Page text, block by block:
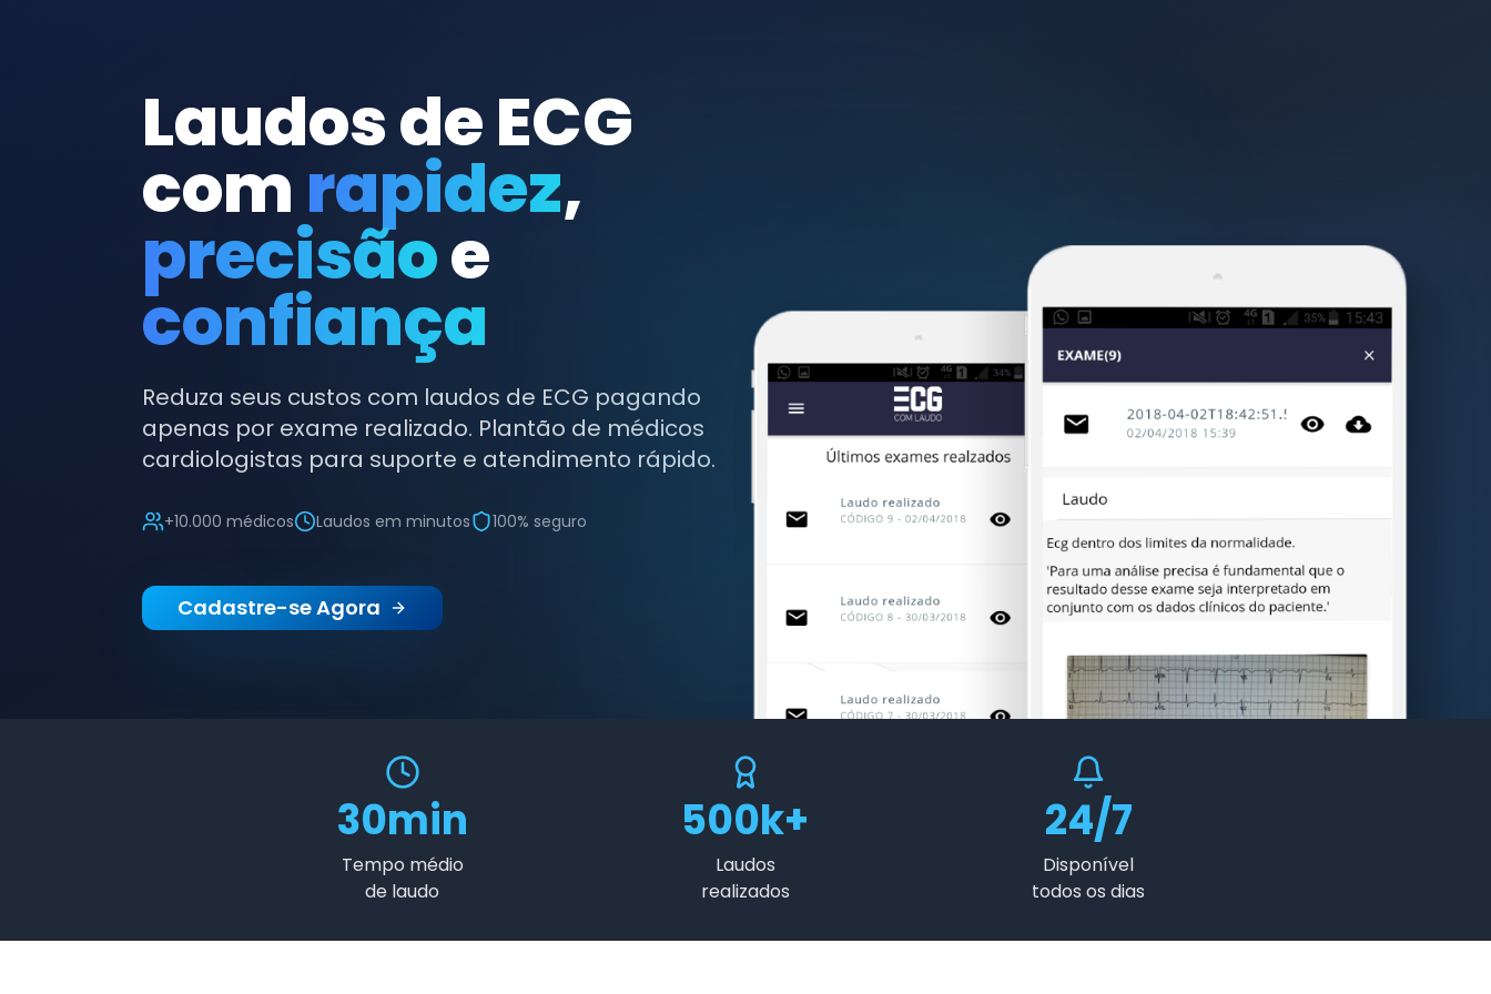
Laudos de ECG
com rapidez,
precisãoe
confiança
Reduza seus custos com laudos de ECG pagando
apenas por exame realizado. Plantão de médicos
cardiologistas para suporte e atendimento rápido.
+10.000 médicos Laudos em minutos 100% seguro
Cadastre-se Agora
30min
Tempo médio
de laudo
500k+
Laudos
realizados
24/7
Disponível
todos os dias